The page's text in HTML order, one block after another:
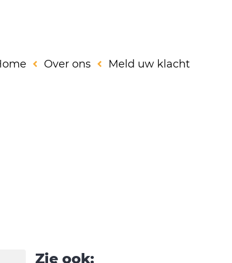
Over ons Meld uw klacht
Zie ook: